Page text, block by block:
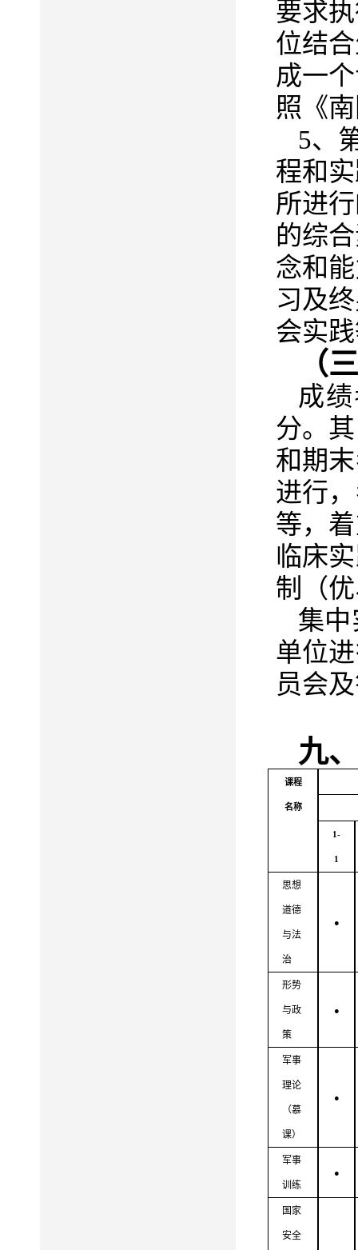
要求
位结
成一
照 《
5、
程和
所进
的综
念和
习及
会实
（
成
分。
和期
进行，
等，
临床
制（
集
单位
员会
九
课程
名称
1-
1
思想
道德
与法
治
●
形势
与政
策
●
军事
理论
（慕
课）
●
军事
训练
●
国家
安全